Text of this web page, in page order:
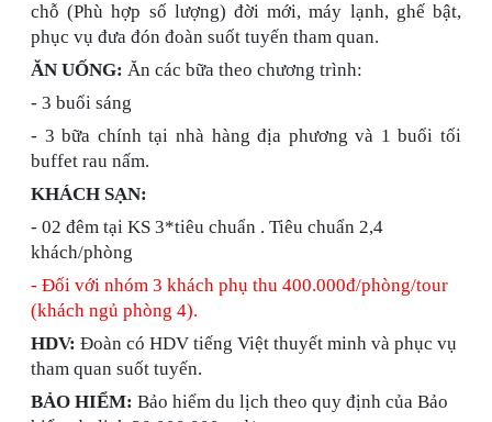
chỗ (Phù hợp số lượng) đời mới, máy lạnh, ghế bật,
phục vụ đưa đón đoàn suốt tuyến tham quan.
ĂN UỐNG: Ăn các bữa theo chương trình:
- 3 buổi sáng
- 3 bữa chính tại nhà hàng địa phương và 1 buổi tối
buffet rau nấm.
KHÁCH SẠN:
- 02 đêm tại KS 3*tiêu chuẩn . Tiêu chuẩn 2,4
khách/phòng
- Đối với nhóm 3 khách phụ thu 400.000đ/phòng/tour
(khách ngủ phòng 4).
HDV: Đoàn có HDV tiếng Việt thuyết minh và phục vụ
tham quan suốt tuyến.
BẢO HIỂM: Bảo hiểm du lịch theo quy định của Bảo